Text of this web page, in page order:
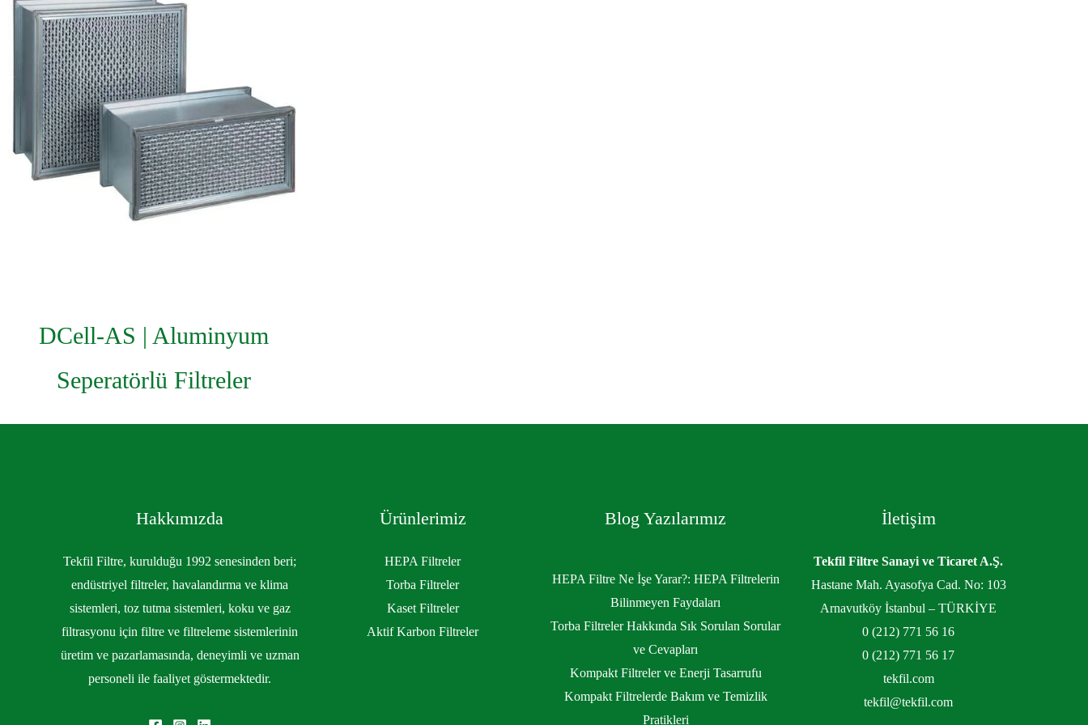
DCell-AS | Aluminyum
Seperatörlü Filtreler
Hakkımızda
Tekfil Filtre, kurulduğu 1992 senesinden beri;
endüstriyel filtreler, havalandırma ve klima
sistemleri, toz tutma sistemleri, koku ve gaz
filtrasyonu için filtre ve filtreleme sistemlerinin
üretim ve pazarlamasında, deneyimli ve uzman
personeli ile faaliyet göstermektedir.
Ürünlerimiz
HEPA Filtreler
Torba Filtreler
Kaset Filtreler
Aktif Karbon Filtreler
Blog Yazılarımız
HEPA Filtre Ne İşe Yarar?: HEPA Filtrelerin
Bilinmeyen Faydaları
Torba Filtreler Hakkında Sık Sorulan Sorular
ve Cevapları
Kompakt Filtreler ve Enerji Tasarrufu
Kompakt Filtrelerde Bakım ve Temizlik
Pratikleri
İletişim
Tekfil Filtre Sanayi ve Ticaret A.Ş.
Hastane Mah. Ayasofya Cad. No: 103
Arnavutköy İstanbul – TÜRKİYE
0 (212) 771 56 16
0 (212) 771 56 17
tekfil.com
tekfil@tekfil.com